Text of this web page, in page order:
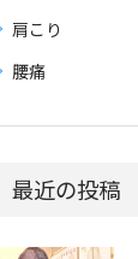
肩こり
腰痛
最近の投稿